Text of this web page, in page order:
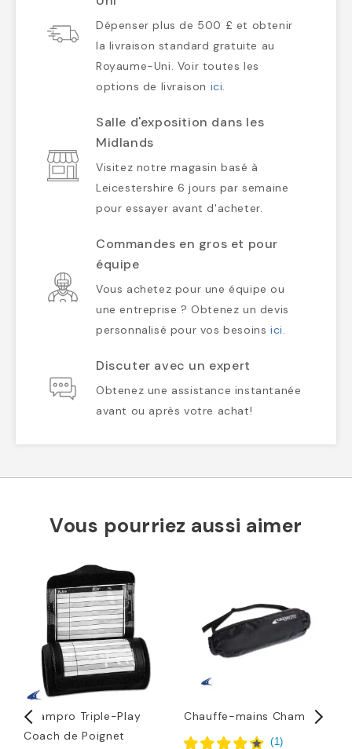
Dépenser plus de 500 £ et obtenir
la livraison standard gratuite au
Royaume-Uni. Voir toutes les
options de livraison ici.
Salle d'exposition dans les
Midlands
Visitez notre magasin basé à
Leicestershire 6 jours par semaine
pour essayer avant d'acheter.
Commandes en gros et pour
équipe
Vous achetez pour une équipe ou
une entreprise ? Obtenez un devis
personnalisé pour vos besoinsici.
Discuter avec un expert
Obtenez une assistance instantanée
avant ou après votre achat!
Vous pourriez aussi aimer
Champro Triple-Play
Coach de Poignet
Chauffe-mains Champro
(1)